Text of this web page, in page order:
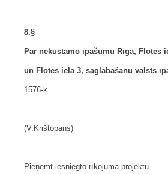
8.§
Par nekustamo īpašumu Rīgā, Flotes
un Flotes ielā 3, saglabāšanu valsts
1576-k
(V.Krištopans)
Pieņemt iesniegto rīkojuma projektu.